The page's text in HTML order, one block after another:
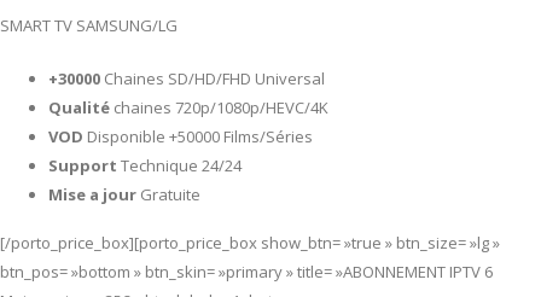
SMART TV SAMSUNG/LG
+30000 Chaines SD/HD/FHD Universal
Qualité chaines 720p/1080p/HEVC/4K
VOD Disponible +50000 Films/Séries
Support Technique 24/24
Mise a jour Gratuite
[/porto_price_box][porto_price_box show_btn= »true » btn_size= »lg »
btn_pos= »bottom » btn_skin= »primary » title= »ABONNEMENT IPTV 6